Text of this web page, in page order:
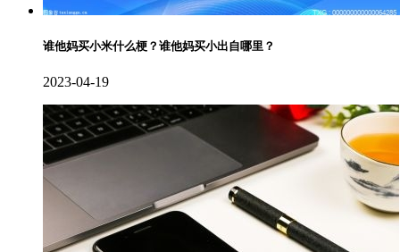
谁他妈买小米什么梗？谁他妈买小出自哪里？
2023-04-19